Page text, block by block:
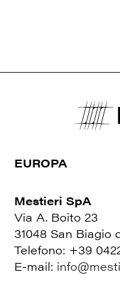
EUROPA
Mestieri SpA
Via A. Boito 23
31048 San Biagio
Telefono: +39
E-mail: